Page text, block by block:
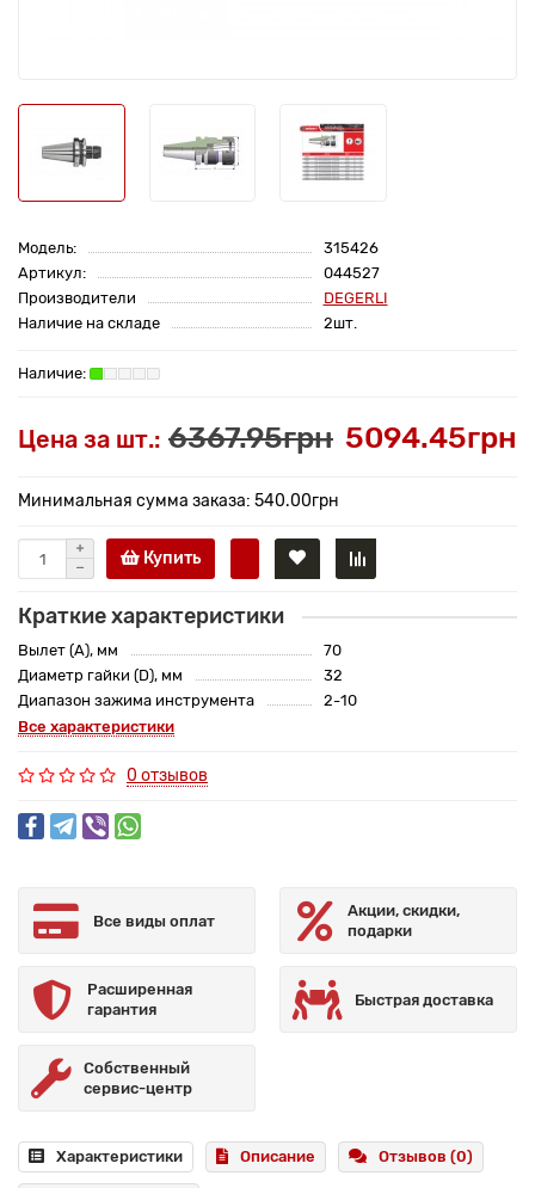
Модель:
315426
Артикул:
044527
Производители
DEGERLI
Наличие на складе
2шт.
Цена за шт.: 6367.95грн 5094.45грн
Минимальная сумма заказа: 540.00грн
Купить
Краткие характеристики
Вылет (A), мм
70
Диаметр гайки (D), мм
32
Диапазон зажима инструмента
2-10
Все характеристики
0 отзывов
Все виды оплат
Акции, скидки,
подарки
Расширенная
гарантия
Быстрая доставка
Собственный
сервис-центр
Характеристики Описание Отзывов (0)